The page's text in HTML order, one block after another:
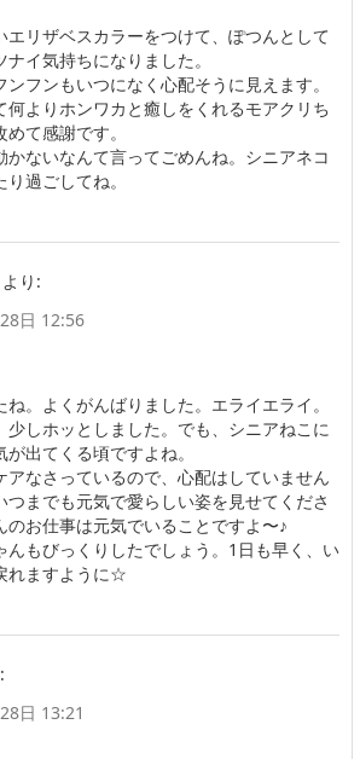
エリザベスカラーをつけて、ぽつんとして
イ気持ちになりました。
フンもいつになく心配そうに見えます。
何よりホンワカと癒しをくれるモアクリち
て感謝です。
かないなんて言ってごめんね。シニアネコ
過ごしてね。
より:
日 12:56
。よくがんばりました。エライエライ。
少しホッとしました。でも、シニアねこに
出てくる頃ですよね。
アなさっているので、心配はしていません
までも元気で愛らしい姿を見せてくださ
お仕事は元気でいることですよ〜♪
んもびっくりしたでしょう。1日も早く、い
れますように☆
日 13:21